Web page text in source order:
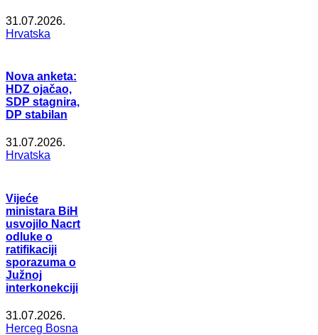
31.07.2026.
Hrvatska
Nova anketa:
HDZ ojačao,
SDP stagnira,
DP stabilan
31.07.2026.
Hrvatska
Vijeće
ministara BiH
usvojilo Nacrt
odluke o
ratifikaciji
sporazuma o
Južnoj
interkonekciji
31.07.2026.
Herceg Bosna